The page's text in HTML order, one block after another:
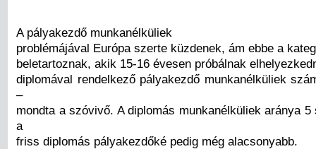
A pályakezdő munkanélküliek
problémájával Európa szerte küzdenek, ám ebbe a
beletartoznak, akik 15-16 évesen próbálnak
diplomával rendelkező pályakezdő munkanélküliek
–
mondta a szóvivő. A diplomás munkanélküliek aránya
a
friss diplomás pályakezdőké pedig még alacsonyabb.